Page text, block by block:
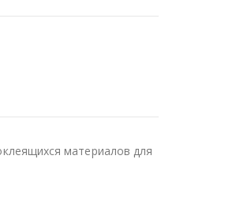
материалов для